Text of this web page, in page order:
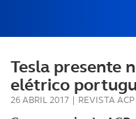
Tesla presente
elétrico
26 ABRIL 2017 | REVISTA ACP